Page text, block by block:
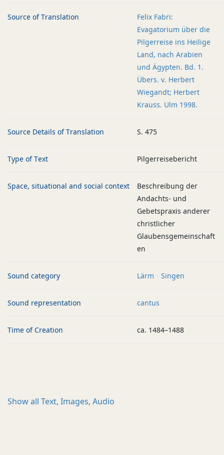
Source of Translation
Felix Fabri:
Evagatorium über die
Pilgerreise ins Heilige
Land, nach Arabien
und Ägypten. Bd. 1.
Übers. v. Herbert
Wiegandt; Herbert
Krauss. Ulm 1998.
Source Details of Translation S. 475
Type of Text Pilgerreisebericht
Space, situational and social context
Beschreibung der
Andachts- und
Gebetspraxis anderer
christlicher
Glaubensgemeinschaft
en
Sound category Lärm Singen
Sound representation cantus
Time of Creation ca. 1484–1488
Show all Text, Images, Audio